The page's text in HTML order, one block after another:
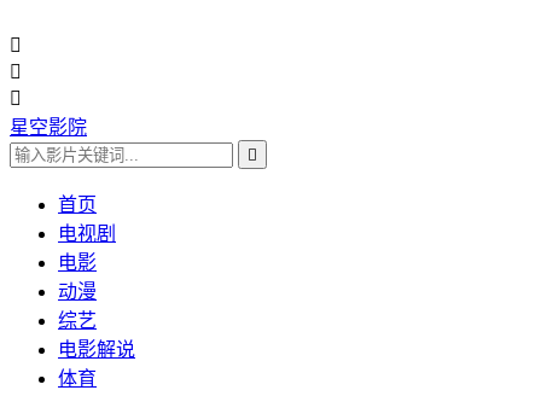



星空影院

首页
电视剧
电影
动漫
综艺
电影解说
体育